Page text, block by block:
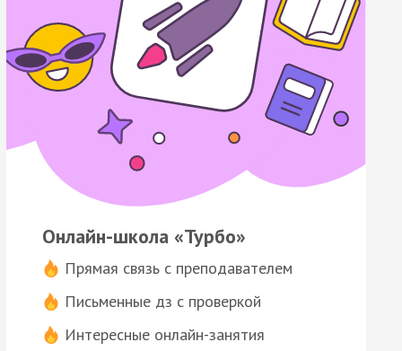
Онлайн-школа «Турбо»
Прямая связь с преподавателем
Письменные дз с проверкой
Интересные онлайн-занятия